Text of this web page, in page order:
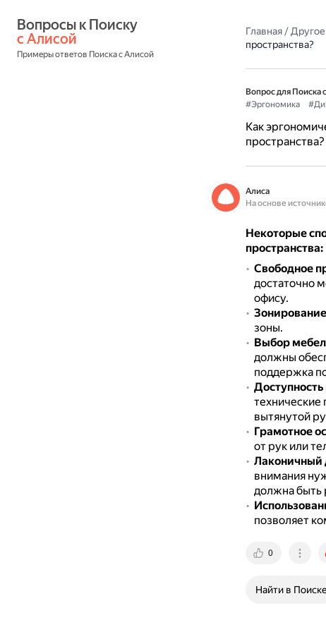
с Алисой
Примеры ответов Поиска с Алисой
Главная/Другое
пространства?
Вопрос для Поиска
#Эргономика
Как
пространства?
Алиса
На основе
Некоторые
пространства:
Свободное
достаточно
офису.
Зонирование
зоны.
Выбор
должны
поддержка
технические
вытянутой
Грамотное
от рук или
Лаконичный
внимания
должна быть
позволяет
0
Найти в Поиске